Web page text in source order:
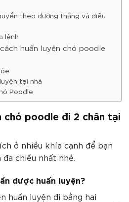
theo đường thẳng và điều
lệnh
huấn luyện chó poodle
tại nhà
Poodle
chó poodle đi 2 chân tại
ở nhiều khía cạnh để bạn
chiều nhất nhé.
được huấn luyện?
huấn luyện đi bằng hai